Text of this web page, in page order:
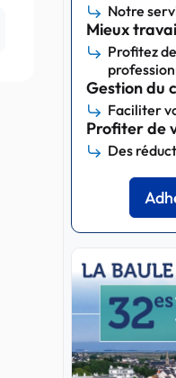
Notre
Mieux
Profitez
Gestion du
Faciliter
Profiter de
Des